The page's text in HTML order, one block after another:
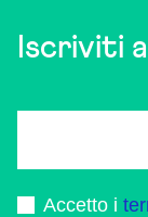
Iscriviti
Accetto i